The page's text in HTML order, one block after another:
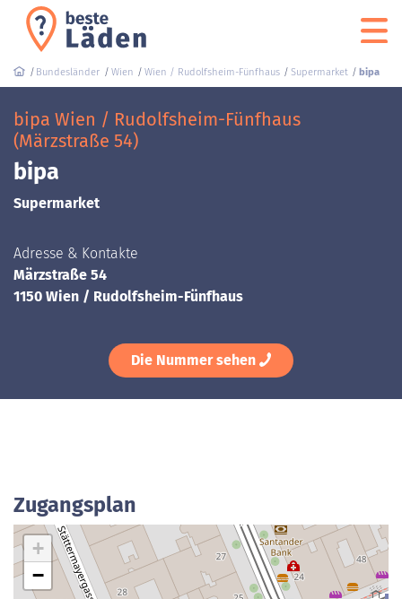
Bundesländer Wien Wien / Rudolfsheim-Fünfhaus Supermarket bipa
bipa Wien / Rudolfsheim-Fünfhaus
(Märzstraße 54)
bipa
Supermarket
Adresse & Kontakte
Märzstraße 54
1150 Wien / Rudolfsheim-Fünfhaus
Die Nummer sehen
Zugangsplan
+
−